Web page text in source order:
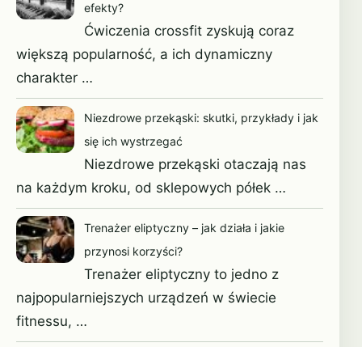
sierpień 2023
lipiec 2023
kwiecień 2023
marzec 2023
październik 2022
sierpień 2022
kwiecień 2022
efekty?
Ćwiczenia crossfit zyskują coraz
większą popularność, a ich dynamiczny
charakter …
Niezdrowe przekąski: skutki, przykłady i jak
się ich wystrzegać
Niezdrowe przekąski otaczają nas
na każdym kroku, od sklepowych półek …
Trenażer eliptyczny – jak działa i jakie
przynosi korzyści?
Trenażer eliptyczny to jedno z
najpopularniejszych urządzeń w świecie
fitnessu, …